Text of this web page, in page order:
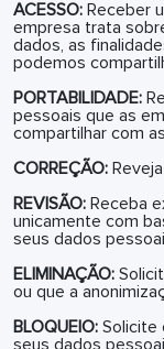
ACESSO: Receber
empresa trata
dados, as
podemos
PORTABILIDADE:
pessoais que as
compartilhar com
CORREÇÃO:
REVISÃO: Receba
unicamente com
seus dados
ELIMINAÇÃO:
ou que a
BLOQUEIO: Solicite
seus dados